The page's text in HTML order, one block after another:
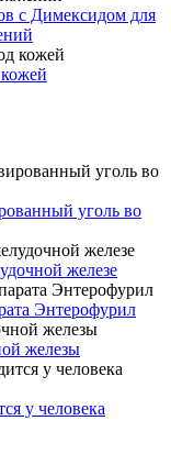
с Димексидом для
уголь во
железе
Энтерофурил
железы
у человека